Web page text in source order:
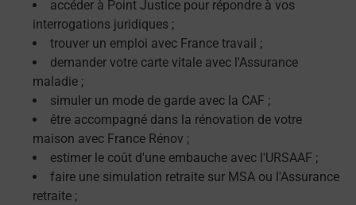
accéder à Point Justice pour répondre à vos
interrogations juridiques ;
trouver un emploi avec France travail ;
demander votre carte vitale avec l'Assurance
maladie ;
simuler un mode de garde avec la CAF ;
être accompagné dans la rénovation de votre
maison avec France Rénov ;
estimer le coût d'une embauche avec l'URSAAF ;
faire une simulation retraite sur MSA ou l'Assurance
retraite ;